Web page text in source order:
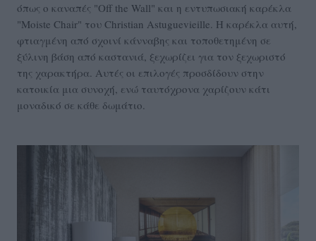
όπως ο καναπές "Off the Wall" και η εντυπωσιακή καρέκλα
"Moiste Chair" του Christian Astuguevieille. Η καρέκλα αυτή,
φτιαγμένη από σχοινί κάνναβης και τοποθετημένη σε
ξύλινη βάση από καστανιά, ξεχωρίζει για τον ξεχωριστό
της χαρακτήρα. Αυτές οι επιλογές προσδίδουν στην
κατοικία μια συνοχή, ενώ ταυτόχρονα χαρίζουν κάτι
μοναδικό σε κάθε δωμάτιο.